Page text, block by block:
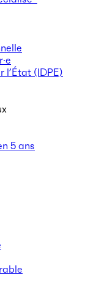
l’État (IDPE)
5 ans